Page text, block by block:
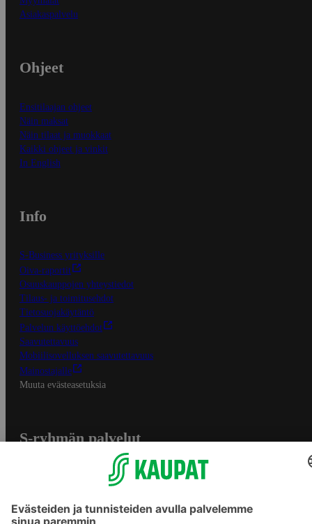
Asiakaspalvelu
Ohjeet
Ensitilaajan ohjeet
Näin maksat
Näin tilaat ja muokkaat
Kaikki ohjeet ja vinkit
In English
Info
S-Business yrityksille
Oiva-raportit
Osuuskauppojen yhteystiedot
Tilaus- ja toimitusehdot
Tietosuojakäytäntö
Palvelun käyttöehdot
Saavutettavuus
Mobiilisovelluksen saavutettavuus
Mainostajalle
Muuta evästeasetuksia
S-ryhmän palvelut
Yhteishyvä Ruoka -sovellus